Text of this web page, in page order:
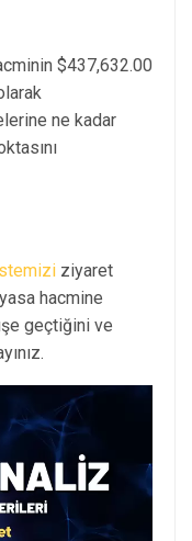
$437,632.00
ne kadar
ziyaret
hacmine
geçtiğini ve